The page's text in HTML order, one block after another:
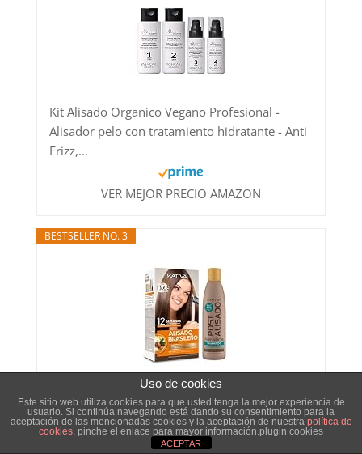
Kit Alisado Organico Vegano Profesional -
Alisador pelo con tratamiento hidratante - Anti
Frizz,...
VER MEJOR PRECIO AMAZON
BESTSELLER NO. 3
Kativa Pack Ahorro Kit Alisado Brasileño com
Champú Post Alisado - Tratamiento Alisado
Profesional...
VER MEJOR PRECIO AMAZON
Uso de cookies
Este sitio web utiliza cookies para que usted tenga la mejor experiencia de
usuario. Si continúa navegando está dando su consentimiento para la
aceptación de las mencionadas cookies y la aceptación de nuestra política de
cookies, pinche el enlace para mayor información.plugin cookies
ACEPTAR